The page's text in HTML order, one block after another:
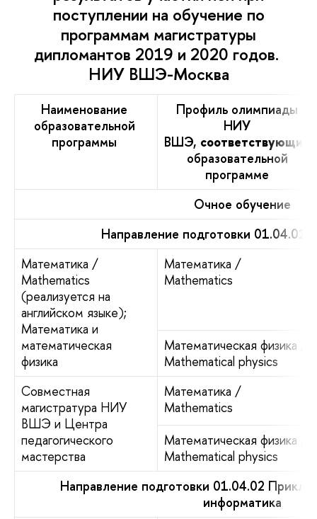
поступлении на обучение по
программам магистратуры
дипломантов 2019 и 2020 годов.
НИУ ВШЭ-Москва
Наименование
образовательной
программы
Профиль олимпиады
НИУ
ВШЭ, соответствующий
образовательной
программе
Очное обучение
Направление подготовки 01.04.01
Математика /
Mathematics
(реализуется на
английском языке);
Математика и
математическая
физика
Математика /
Mathematics
Математическая физика /
Mathematical physics
Совместная
магистратура НИУ
ВШЭ и Центра
педагогического
мастерства
Математика /
Mathematics
Математическая физика /
Mathematical physics
Направление подготовки 01.04.02
информатика